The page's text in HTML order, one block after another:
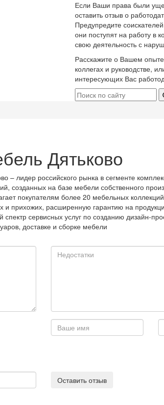
Если Ваши права были
оставить отзыв о
Предупредите
они поступят на работу в
свою деятельность с
Расскажите о Вашем
коллегах и руководстве,
интересующих Вас
Дятьково
– лидер российского рынка в сегменте
созданных на базе мебели собственного
покупателям более 20 мебельных
и прихожих, расширенную гарантию на
спектр сервисных услуг по созданию дизайн-
доставке и сборке мебели
Оставить отзыв